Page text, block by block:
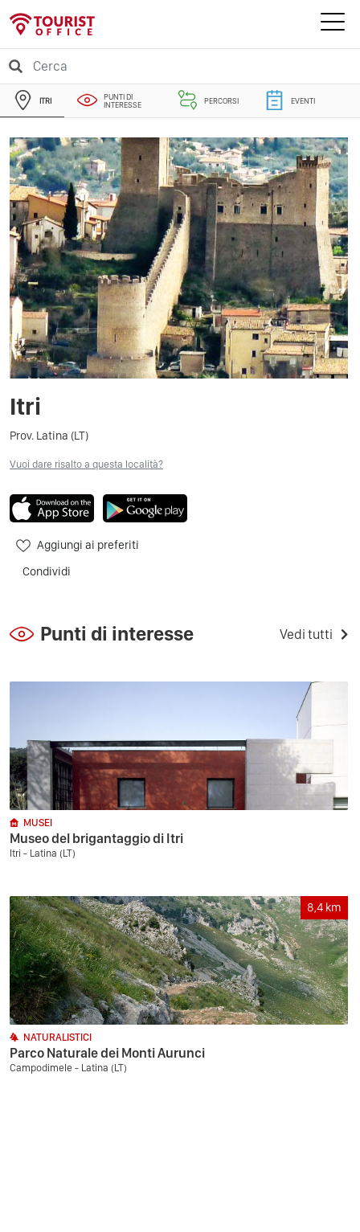
ITRI
PUNTI DI
INTERESSE
PERCORSI EVENTI
Itri
Prov. Latina (LT)
Vuoi dare risalto a questa località?
Aggiungi ai preferiti
Condividi
Punti di interesse Vedi tutti
MUSEI
Museo del brigantaggio di Itri
Itri - Latina (LT)
8,4 km
NATURALISTICI
Parco Naturale dei Monti Aurunci
Campodimele - Latina (LT)